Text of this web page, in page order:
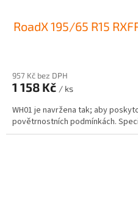
RoadX 195/65 R15
957 Kč bez DPH
1 158 Kč / ks
WH01 je navržena tak; aby
povětrnostních podmínkách.